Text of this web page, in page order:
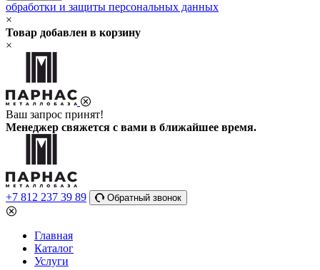
обработки и защиты персональных данных
×
Товар добавлен в корзину
×
Ваш запрос принят!
Менеджер свяжется с вами в ближайшее время.
+7 812 237 39 89 Обратный звонок
Главная
Каталог
Услуги